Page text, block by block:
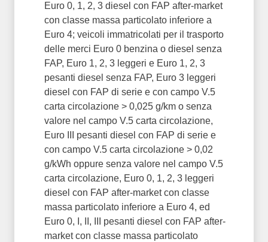
Euro 0, 1, 2, 3 diesel con FAP after-market
con classe massa particolato inferiore a
Euro 4; veicoli immatricolati per il trasporto
delle merci Euro 0 benzina o diesel senza
FAP, Euro 1, 2, 3 leggeri e Euro 1, 2, 3
pesanti diesel senza FAP, Euro 3 leggeri
diesel con FAP di serie e con campo V.5
carta circolazione > 0,025 g/km o senza
valore nel campo V.5 carta circolazione,
Euro III pesanti diesel con FAP di serie e
con campo V.5 carta circolazione > 0,02
g/kWh oppure senza valore nel campo V.5
carta circolazione, Euro 0, 1, 2, 3 leggeri
diesel con FAP after-market con classe
massa particolato inferiore a Euro 4, ed
Euro 0, I, II, III pesanti diesel con FAP after-
market con classe massa particolato